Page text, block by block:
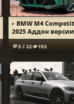
BMW M4
2025 Аддон версии
Legacy Enhanced
0 32 193